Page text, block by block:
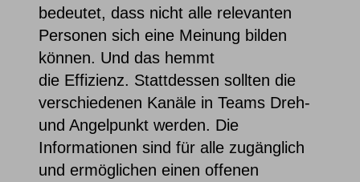
bedeutet, dass nicht alle relevanten
Personen sich eine Meinung bilden
können. Und das hemmt
die Effizienz. Stattdessen sollten die
verschiedenen Kanäle in Teams Dreh-
und Angelpunkt werden. Die
Informationen sind für alle zugänglich
und ermöglichen einen offenen